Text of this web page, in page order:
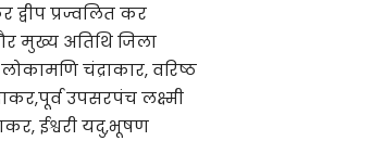
द्वीप प्रज्वलित कर
मुख्य अतिथि जिला
चंद्राकार, वरिष्ठ
उपसरपंच लक्ष्मी
ईश्वरी यदु,भूषण